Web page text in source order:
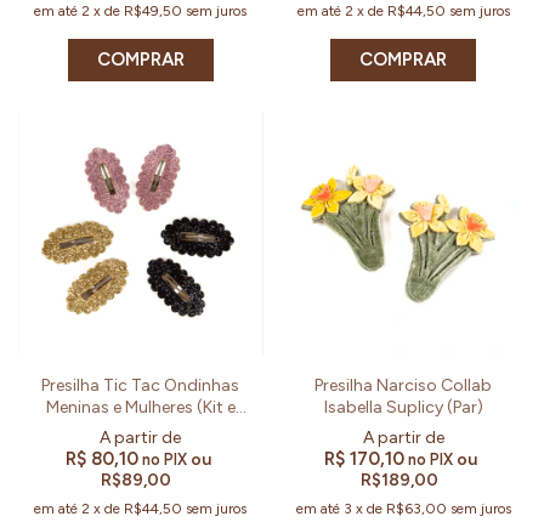
em até2 xde R$49,50 sem juros
COMPRAR
em até 2 x de R$44,50 sem juros
COMPRAR
Presilha Tic Tac Ondinhas
Meninas e Mulheres (Kit e
Par)
R$ 80,10no PIX ou
R$89,00
em até2 xde R$44,50 sem juros
Presilha Narciso Collab
Isabella Suplicy (Par)
R$ 170,10 no PIX ou
R$189,00
em até 3 x de R$63,00 sem juros